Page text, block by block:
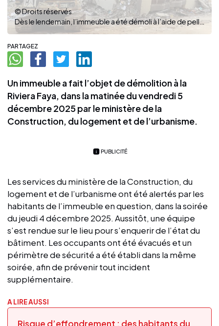
© Droits réservés
Dès le lendemain, l’immeuble a été démoli à l’aide de pelleteuse
PARTAGEZ
Un immeuble a fait l’objet de démolition à la
Riviera Faya, dans la matinée du vendredi 5
décembre 2025 par le ministère de la
Construction, du logement et de l’urbanisme.
PUBLICITÉ
Les services du ministère de la Construction, du
logement et de l’urbanisme ont été alertés par les
habitants de l’immeuble en question, dans la soirée
du jeudi 4 décembre 2025. Aussitôt, une équipe
s’est rendue sur le lieu pour s’enquerir de l’état du
bâtiment. Les occupants ont été évacués et un
périmètre de sécurité a été établi dans la même
soirée, afin de prévenir tout incident
supplémentaire.
A LIRE AUSSI
Risque d’effondrement : des habitants du